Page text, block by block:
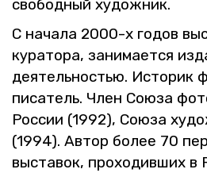
сво­бод­ный ху­дож­ник.
С на­ча­ла 2000-х годов
ку­ра­то­ра, за­ни­ма­ет­ся
де­я­тель­но­стью. Ис­то­рик
пи­са­тель. Член Союза
Рос­сии (1992), Союза
(1994). Автор более 70
вы­ста­вок, про­хо­див­ших в